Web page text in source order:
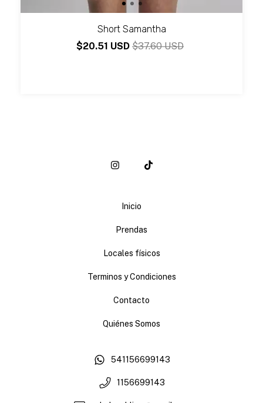
Short Samantha
$20.51 USD $37.60 USD
Inicio
Prendas
Locales físicos
Terminos y Condiciones
Contacto
Quiénes Somos
541156699143
1156699143